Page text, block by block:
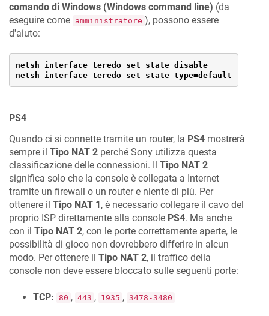
comando di Windows (Windows command line) (da
eseguire come amministratore ), possono essere
d'aiuto:
netsh interface teredo set state disable
netsh interface teredo set state type=default
PS4
Quando ci si connette tramite un router, la PS4 mostrerà
sempre il Tipo NAT 2 perché Sony utilizza questa
classificazione delle connessioni. Il Tipo NAT 2
significa solo che la console è collegata a Internet
tramite un firewall o un router e niente di più. Per
ottenere il Tipo NAT 1, è necessario collegare il cavo del
proprio ISP direttamente alla console PS4. Ma anche
con il Tipo NAT 2, con le porte correttamente aperte, le
possibilità di gioco non dovrebbero differire in alcun
modo. Per ottenere il Tipo NAT 2, il traffico della
console non deve essere bloccato sulle seguenti porte:
TCP: 80 , 443 , 1935 , 3478-3480